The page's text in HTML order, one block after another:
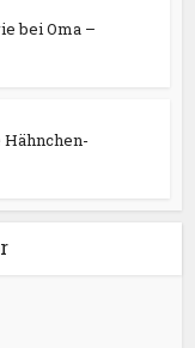
bei Oma –
Hähnchen-